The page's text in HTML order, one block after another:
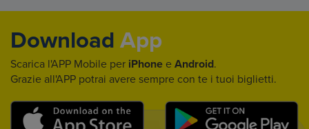
Download App
Scarica l'APP Mobile per iPhone e Android.
Grazie all'APP potrai avere sempre con te i tuoi biglietti.